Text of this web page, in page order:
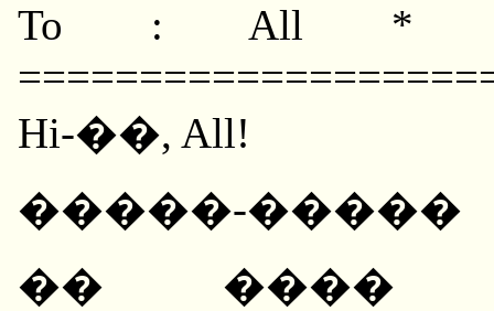
To : All *
Hi-��, All!
�����-�����
�� ����